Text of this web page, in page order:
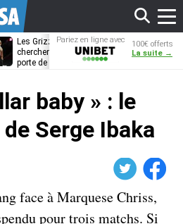
Les Grizzlies
cherchent déjà une
porte de sortie
Dwane Casey
bientôt coach
Pariez en ligne avec
100€ offerts
La suite →
baby » : le
Serge Ibaka
Facebook
face à Marquese Chriss,
pour trois matchs. Si